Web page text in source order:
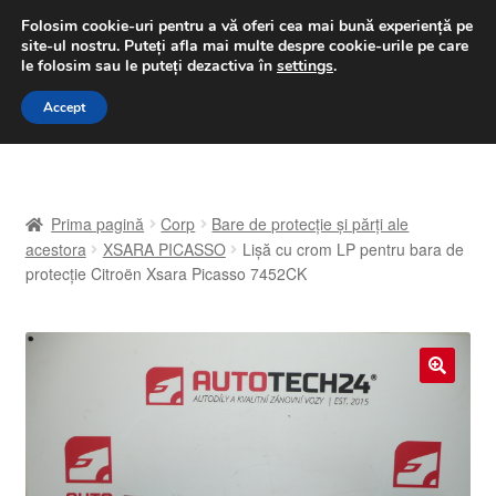
LIVRARE de la 33 lei
luni-vineri 9 a.m. - 4 p.m.031 229 6816
Sari
Sari
A lua legatura
Finalizare comandă
Prima pagină Corp
Bare de protecție și părți ale
acestora
XSARA PICASSO
Lișă cu crom LP pentru bara de
protecție Citroën Xsara Picasso 7452CK
Folosim cookie-uri pentru a vă oferi cea mai bună experiență pe
site-ul nostru. Puteți afla mai multe despre cookie-urile pe care
le folosim sau le puteți dezactiva în settings.
Accept